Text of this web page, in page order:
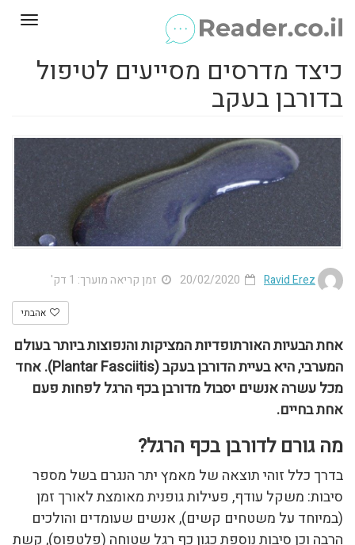
כיצד מדרסים מסייעים לטיפול
בדורבן בעקב
Ravid Erez זמן קריאה מוערך: 1 דק'
אהבתי
אחת הבעיות האורתופדיות המציקות והנפוצות ביותר בעולם
המערבי, היא בעיית הדורבן בעקב (Plantar Fasciitis). אחד
מכל עשרה אנשים יסבול מדורבן בכף הרגל לפחות פעם
אחת בחיים.
מה גורם לדורבן בכף הרגל?
בדרך כלל זוהי תוצאה של מאמץ יתר הנגרם בשל מספר
סיבות: משקל עודף, פעילות גופנית מאומצת לאורך זמן
(במיוחד על משטחים קשים), אנשים שעומדים והולכים
הרבה וכן סיבות נוספת כגון כף רגל שטוחה (פלטפוס), קשת